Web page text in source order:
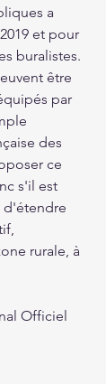
a
et pour
buralistes.
être
par
des
ce
s'il est
d'étendre
rurale, à
Officiel